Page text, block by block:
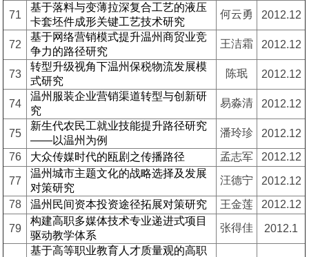
71
基于落料与变薄拉深复合工艺的液压
卡套坯件成形关键工艺技术研究
何云勇 2012.12
72
基于网络营销模式提升温州商贸业竞
争力的路径研究
王洁霜 2012.12
73
转型升级视角下温州保税物流发展模
式研究
陈珉 2012.12
74
温州服装企业营销渠道转型与创新研
究
易淼清 2012.12
75
新生代农民工就业技能提升路径研究
——以温州为例
潘玲珍
2012.12
76
大众传媒时代的瓯剧之传播路径 孟志军 2012.12
77
温州城市主题文化的战略选择及发展
对策研究
汪德宁
2012.12
78
温州民间资本投资途径拓展对策研究 王金莲 2012.12
79
构建高职多媒体技术专业递进式项目
驱动教学体系
张得佳 2012.1
基于高等职业教育人才质量观的高职